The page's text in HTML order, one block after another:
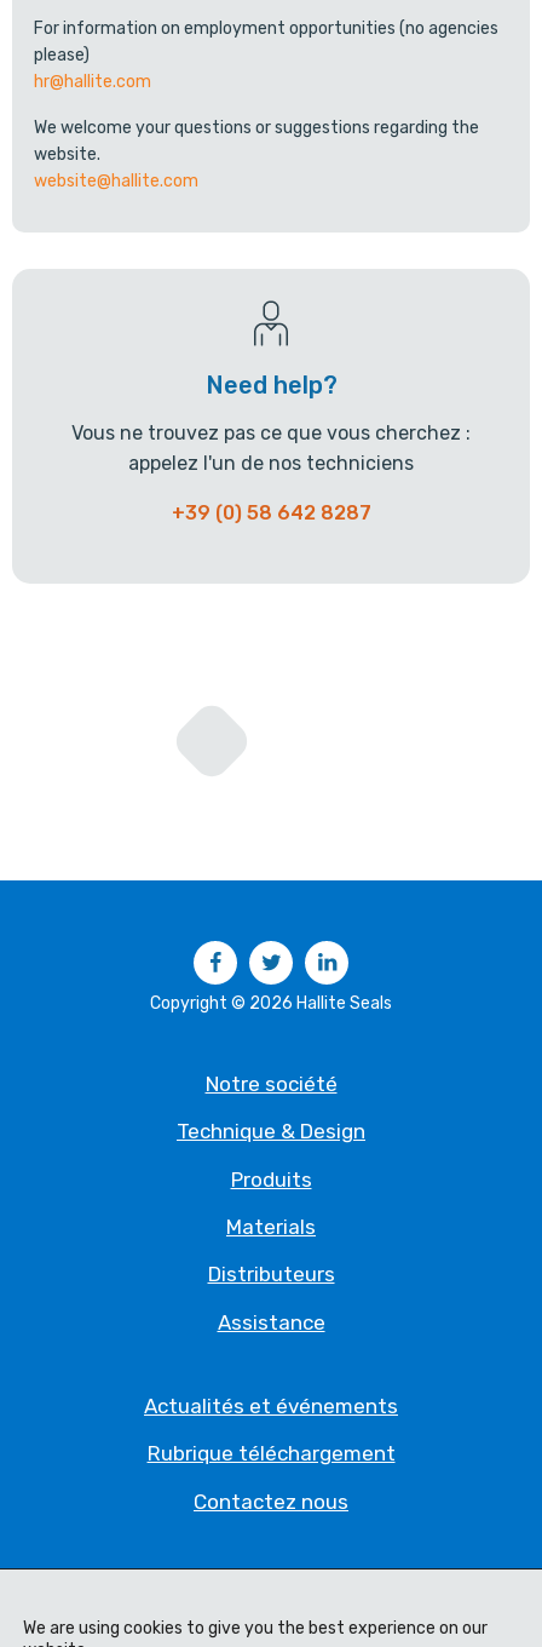
For information on employment opportunities (no agencies
please)
hr@hallite.com
We welcome your questions or suggestions regarding the
website.
website@hallite.com
Need help?
Vous ne trouvez pas ce que vous cherchez :
appelez l'un de nos techniciens
+39 (0) 58 642 8287
FacebookTwitter
Copyright © 2026 Hallite Seals
Notre société
Technique & Design
Produits
Materials
Distributeurs
Assistance
Actualités et événements
Rubrique téléchargement
Contactez nous
Déclaration juridique
We are using cookies to give you the best experience on our